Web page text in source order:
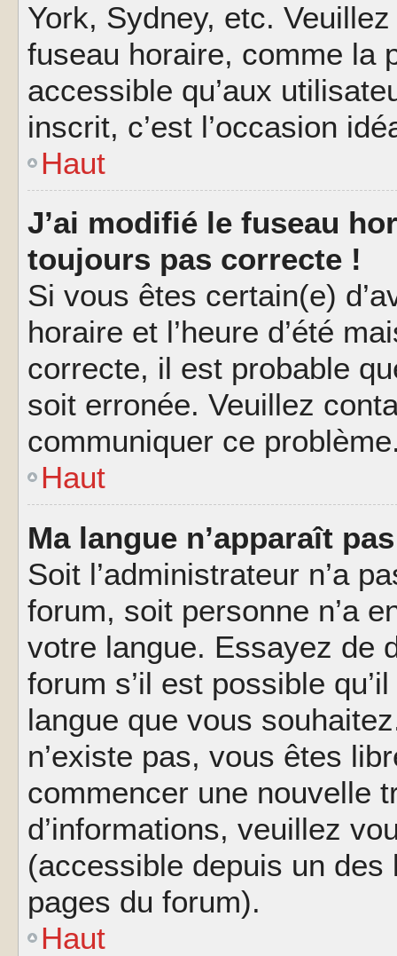
York, Sydney, etc.
fuseau horaire, comme la
accessible qu’aux
inscrit, c’est l’occasion
Haut
J’ai modifié le fuseau
toujours pas correcte !
Si vous êtes certain(e)
horaire et l’heure d’été
correcte, il est probable
soit erronée. Veuillez
communiquer ce
Haut
Ma langue n’apparaît
Soit l’administrateur n’a
forum, soit personne n’a
votre langue. Essayez de
forum s’il est possible
langue que vous
n’existe pas, vous êtes
commencer une nouvelle
d’informations, veuillez
(accessible depuis un
pages du forum).
Haut